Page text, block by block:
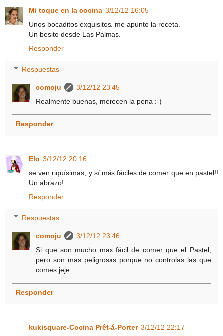
Mi toque en la cocina 3/12/12 16:05
Unos bocaditos exquisitos. me apunto la receta.
Un besito desde Las Palmas.
Responder
Respuestas
comoju
3/12/12 23:45
Realmente buenas, merecen la pena :-)
Responder
Elo 3/12/12 20:16
se ven riquísimas, y sí más fáciles de comer que en pastel!!
Un abrazo!
Responder
Respuestas
comoju
3/12/12 23:46
Si que son mucho mas fácil de comer que el Pastel,
pero son mas peligrosas porque no controlas las que
comes jeje
Responder
kukisquare-Cocina Prêt-á-Porter 3/12/12 22:17